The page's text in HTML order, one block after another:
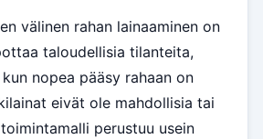
välinen rahan lainaaminen on
taloudellisia tilanteita,
nopea pääsy rahaan on
eivät ole mahdollisia tai
perustuu usein